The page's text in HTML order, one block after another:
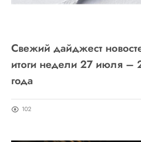
Свежий дайджест
итоги недели 27 июля –
года
102